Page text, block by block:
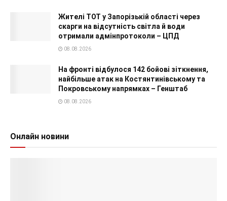
Жителі ТОТ у Запорізькій області через
скарги на відсутність світла й води
отримали адмінпротоколи – ЦПД
08.08.2026
На фронті відбулося 142 бойові зіткнення,
найбільше атак на Костянтинівському та
Покровському напрямках – Генштаб
08.08.2026
Онлайн новини